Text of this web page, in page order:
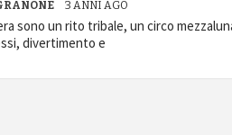
3 ANNI AGO
sono un rito tribale, un circo
divertimento e